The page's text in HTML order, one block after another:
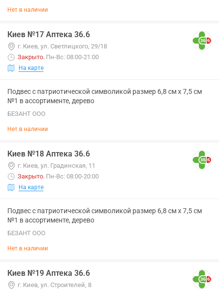
Нет в наличии
Киев №17 Аптека 36.6
г. Киев, ул. Светлицкого, 29/18
Закрыто. Пн-Вс: 08:00-21:00
На карте
Подвес с патриотической символикой размер 6,8 см х 7,5 см
№1 в ассортименте, дерево
БЕЗАНТ ООО
Нет в наличии
Киев №18 Аптека 36.6
г. Киев, ул. Градинская, 11
Закрыто. Пн-Вс: 08:00-20:00
На карте
Подвес с патриотической символикой размер 6,8 см х 7,5 см
№1 в ассортименте, дерево
БЕЗАНТ ООО
Нет в наличии
Киев №19 Аптека 36.6
г. Киев, ул. Строителей, 8